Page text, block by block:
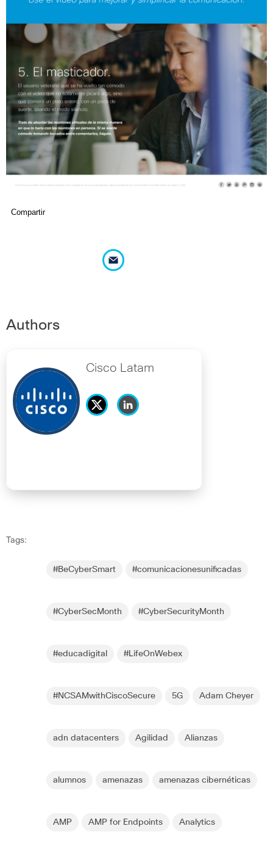
Compartir
Authors
Cisco Latam
Tags:
#BeCyberSmart #comunicacionesunificadas
#CyberSecMonth #CyberSecurityMonth
#educadigital #LifeOnWebex
#NCSAMwithCiscoSecure 5G Adam Cheyer
adn datacenters Agilidad Alianzas
alumnos amenazas amenazas cibernéticas
AMP AMP for Endpoints Analytics